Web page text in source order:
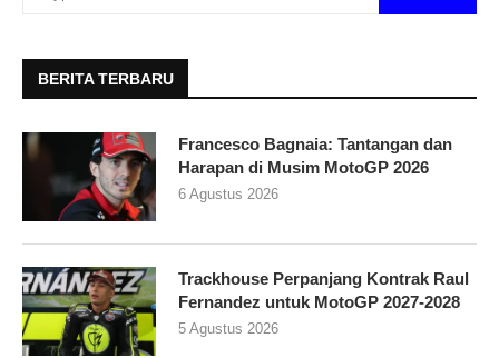
BERITA TERBARU
Francesco Bagnaia: Tantangan dan
Harapan di Musim MotoGP 2026
6 Agustus 2026
Trackhouse Perpanjang Kontrak Raul
Fernandez untuk MotoGP 2027-2028
5 Agustus 2026